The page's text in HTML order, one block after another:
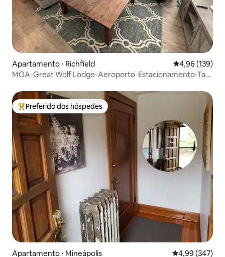
Apartamento ⋅ Richfield 4,96 de uma
4,96 (139)
MOA-Great Wolf Lodge-Aeroporto-Estacionamento-Tap
Entre os melhores preferidos dos hóspedes
Preferido dos hóspedes
Apartamento ⋅ Mineápolis 4,99 de uma
4,99 (347)